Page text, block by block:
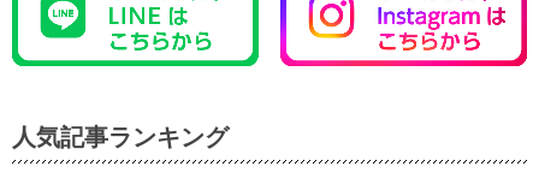
人気記事ランキング